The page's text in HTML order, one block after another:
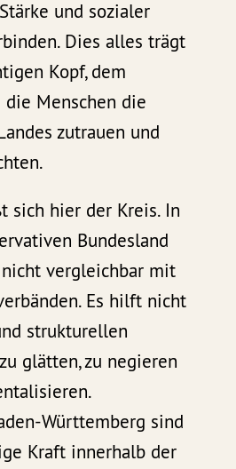
und sozialer
Dies alles trägt
Kopf, dem
die Menschen die
zutrauen und
sich hier der Kreis. In
Bundesland
vergleichbar mit
Es hilft nicht
strukturellen
glätten, zu negieren
Württemberg sind
Kraft innerhalb der